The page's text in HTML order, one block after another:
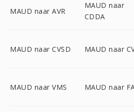
MAUD naar AVR
MAUD naar
CDDA
MAUD naar CVSD MAUD naar
MAUD naar VMS MAUD naar